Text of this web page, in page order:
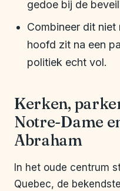
gedoe bij de
Combineer dit
hoofd zit na een
politiek echt vol.
Kerken,
Notre-Dame
Abraham
In het oude centrum
Quebec, de